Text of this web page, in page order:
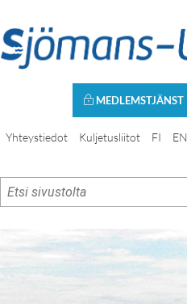
MEDLEMSTJÄNST
Yhteystiedot Kuljetusliitot FI EN